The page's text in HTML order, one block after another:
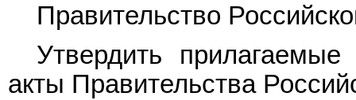
Правительство
Утвердить
акты Правительства